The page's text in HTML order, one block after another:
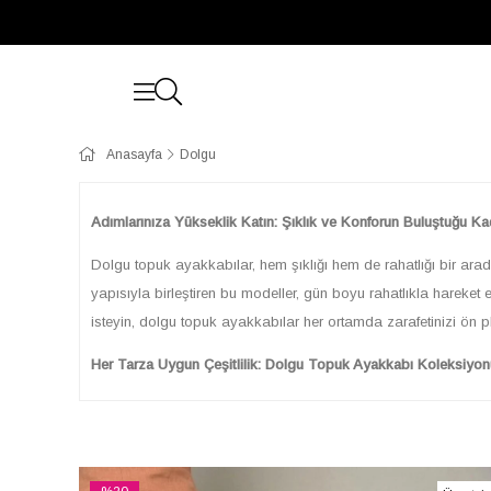
Anasayfa Dolgu
Adımlarınıza Yükseklik Katın: Şıklık ve Konforun Buluştuğu
Dolgu topuk ayakkabılar, hem şıklığı hem de rahatlığı bir
yapısıyla birleştiren bu modeller, gün boyu rahatlıkla hareket
isteyin, dolgu topuk ayakkabılar her ortamda zarafetinizi ön
Her Tarza Uygun Çeşitlilik: Dolgu Topuk Ayakkabı
malzeme ve detaylarla zenginleştirilmiş koleksiyonumuz,